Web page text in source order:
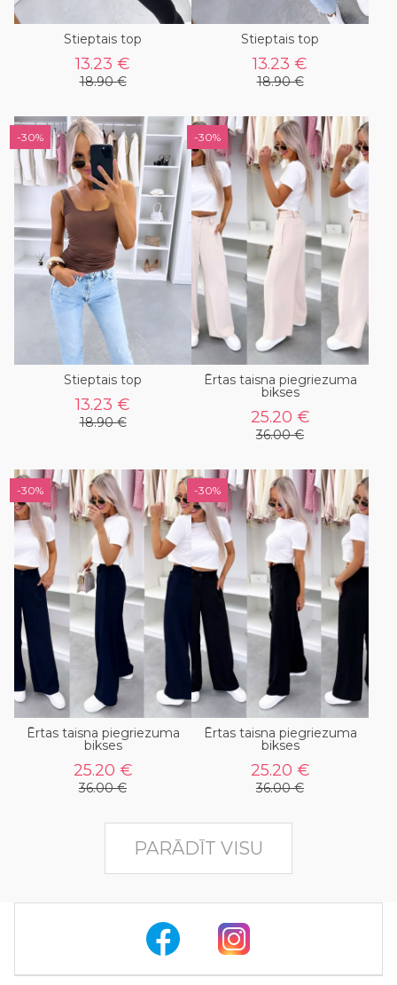
Stieptais top
13.23 €
18.90 €
Stieptais top
13.23 €
18.90 €
-30%
Stieptais top
13.23 €
18.90 €
-30%
Ērtas taisna piegriezuma
bikses
25.20 €
36.00 €
-30%
Ērtas taisna piegriezuma
bikses
25.20 €
36.00 €
-30%
Ērtas taisna piegriezuma
bikses
25.20 €
36.00 €
PARĀDĪT VISU